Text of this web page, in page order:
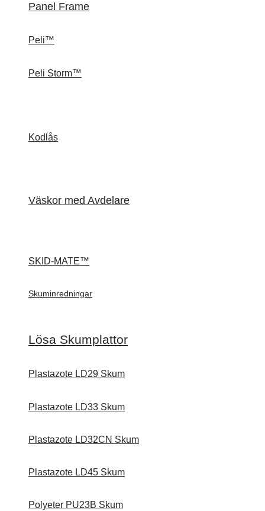
Panel Frame
Peli™
Peli Storm™
Kodlås
Väskor med Avdelare
SKID-MATE™
Skuminredningar
Lösa Skumplattor
Plastazote LD29 Skum
Plastazote LD33 Skum
Plastazote LD32CN Skum
Plastazote LD45 Skum
Polyeter PU23B Skum